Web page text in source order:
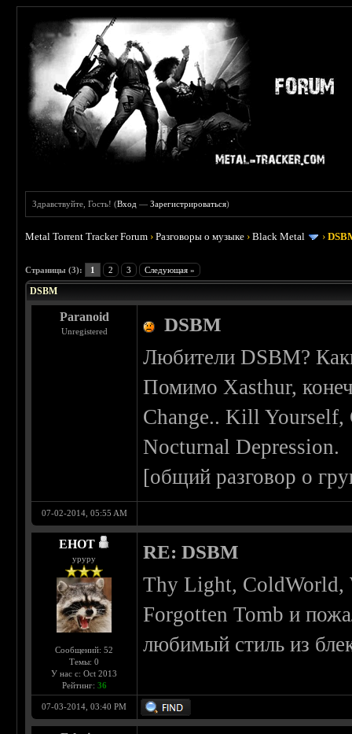
Здравствуйте, Гость! (Вход —Зарегистрироваться)
Metal Torrent Tracker Forum ›Разговоры о музыке ›Black Metal ›
Страницы (3): 1 2 3 Следующая »
DSBM
Paranoid
Unregistered DSBM
Любители DSBM?
Помимо Xasthur,
Change.. Kill Yourself,
Nocturnal Depression.
[общий разговор о
07-02-2014, 05:55 AM
EHOT
уруру
Сообщений: 52
Темы: 0
У нас с: Oct 2013
Рейтинг: 36
RE: DSBM
Thy Light, ColdWorld,
Forgotten Tomb и
любимый стиль из
07-03-2014, 03:40 PM